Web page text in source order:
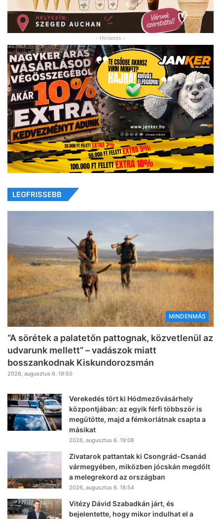
- Hirdetés -
LEGFRISSEBB
MINDENMÁS
“A sörétek a palatetőn pattognak, közvetlenül az
udvarunk mellett” – vadászok miatt
bosszankodnak Kiskundorozsmán
2026, augusztus 6. 19:50
Verekedés tört ki Hódmezővásárhely
központjában: az egyik férfi többször is
megütötte, majd a fémkorlátnak csapta a
másikat
2026, augusztus 6. 19:08
Zivatarok pattantak ki Csongrád-Csanád
vármegyében, miközben jócskán megdőlt
a melegrekord az országban
2026, augusztus 6. 18:54
Vitézy Dávid Szabadkán járt, és
bejelentette, hogy mikor indulhat el a